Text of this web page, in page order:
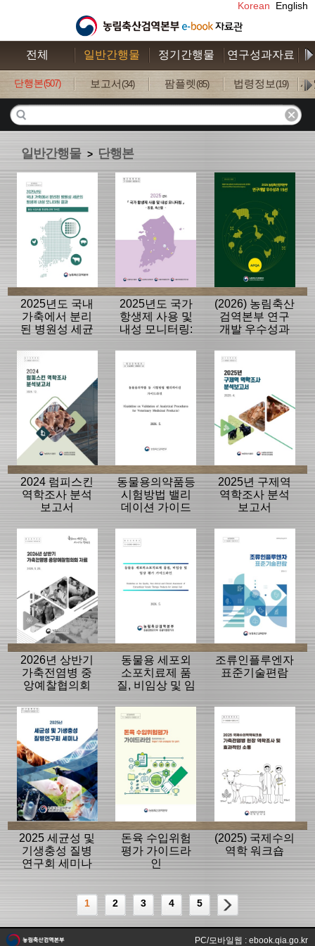
Korean English
전체 일반간행물 정기간행물 연구성과자료
단행본(507) 보고서 (34) 팜플렛 (85) 법령정보(19) 사
일반간행물 > 단행본
2025년도 국내
가축에서 분리
된 병원성 세균
모니터링 결과
2025년도 국가
항생제 사용 및
내성 모니터링:
(2026) 농림축산
검역본부 연구
개발 우수성과
2024 럼피스킨
역학조사 분석
보고서
동물용의약품등
시험방법 밸리
데이션 가이드
2025년 구제역
역학조사 분석
보고서
2026년 상반기
가축전염병 중
앙예찰협의회
동물용 세포외
소포치료제 품
질, 비임상 및 임
라인
조류인플루엔자
표준기술편람
2025 세균성 및
기생충성 질병
연구회 세미나
돈육 수입위험
평가 가이드라
인
(2025) 국제수의
역학 워크숍
1 2 3 4 5
PC/모바일웹 : ebook.qia.go.kr